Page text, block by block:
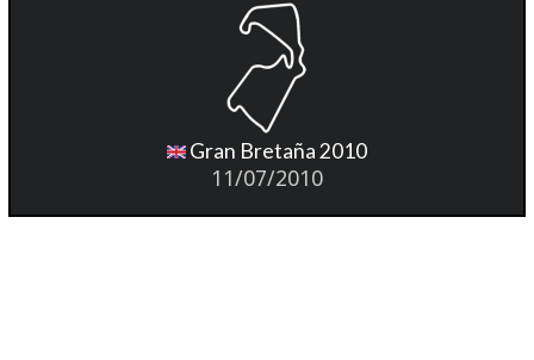
Gran Bretaña 2010
11/07/2010